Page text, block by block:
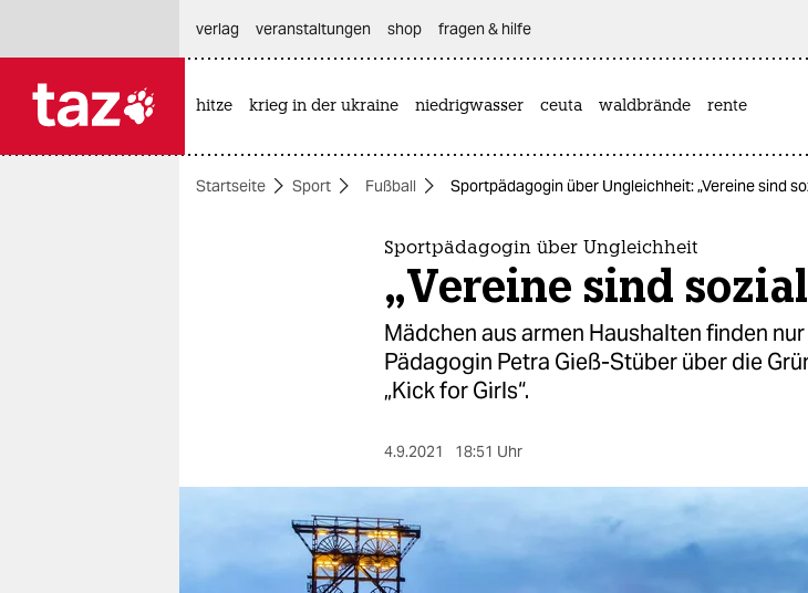
themen
verlag
veranstaltungen shop fragen & hilfe
hitze krieg in der ukraine niedrigwasser ceuta waldbrände rente
Startseite Sport Fußball Sportpädagogin über Ungleichheit: „Vereine sind
Sportpädagogin über Ungleichheit
„Vereine sind
Mädchen aus armen Haushalten finden
Pädagogin Petra Gieß-Stüber über die
„Kick for Girls“.
4.9.2021 18:51 Uhr